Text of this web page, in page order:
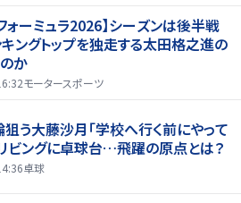
ォーミュラ2026】シーズンは後半戦
ングトップを独走する太田格之進の
か
モータースポーツ
狙う大藤沙月「学校へ行く前にやって
ビングに卓球台…飛躍の原点とは？
卓球